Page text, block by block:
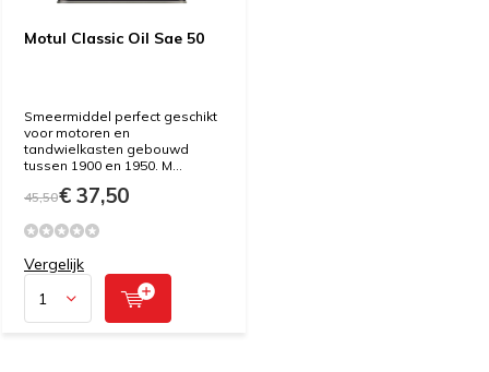
Motul Classic Oil Sae 50
Smeermiddel perfect geschikt
voor motoren en
tandwielkasten gebouwd
tussen 1900 en 1950. M...
45,50€ 37,50
Vergelijk